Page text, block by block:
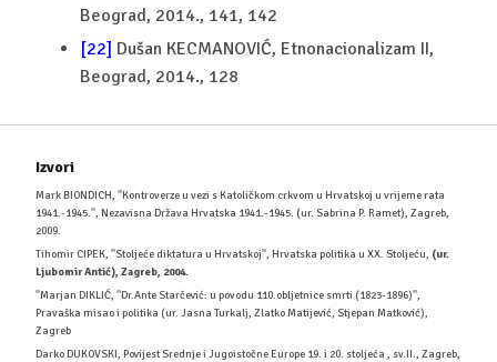
Beograd, 2014., 141, 142
[22] Dušan KECMANOVIĆ, Etnonacionalizam II,
Beograd, 2014., 128
Izvori
Mark BIONDICH, ''Kontroverze u vezi s Katoličkom crkvom u Hrvatskoj u vrijeme rata
1941.-1945.'', Nezavisna Država Hrvatska 1941.-1945. (ur. Sabrina P. Ramet), Zagreb,
2009.
Tihomir CIPEK, ''Stoljeće diktatura u Hrvatskoj'', Hrvatska politika u XX. Stoljeću, (ur.
Ljubomir Antić), Zagreb, 2004.
''Marjan DIKLIĆ, ''Dr.Ante Starčević: u povodu 110.obljetnice smrti (1823-1896)'',
Pravaška misao i politika (ur. Jasna Turkalj, Zlatko Matijević, Stjepan Matković),
Zagreb
Darko DUKOVSKI, Povijest Srednje i Jugoistočne Europe 19. i 20. stoljeća , sv.II., Zagreb,